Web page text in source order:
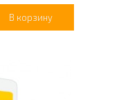
В корзину